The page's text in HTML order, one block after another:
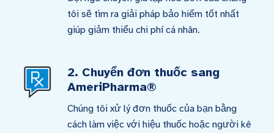
tôi sẽ tìm ra giải pháp bảo hiểm tốt nhất
giúp giảm thiểu chi phí cá nhân.
2. Chuyển đơn thuốc sang
AmeriPharma®
Chúng tôi xử lý đơn thuốc của bạn bằng
cách làm việc với hiệu thuốc hoặc người kê